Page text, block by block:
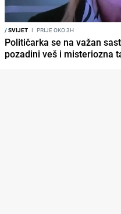
/SVIJET I PRIJE OKO 3H
Političarka se na važan
pozadini veš i misteriozna